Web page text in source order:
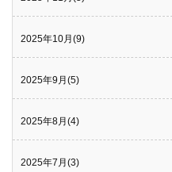
2025年10月(9)
2025年9月(5)
2025年8月(4)
2025年7月(3)